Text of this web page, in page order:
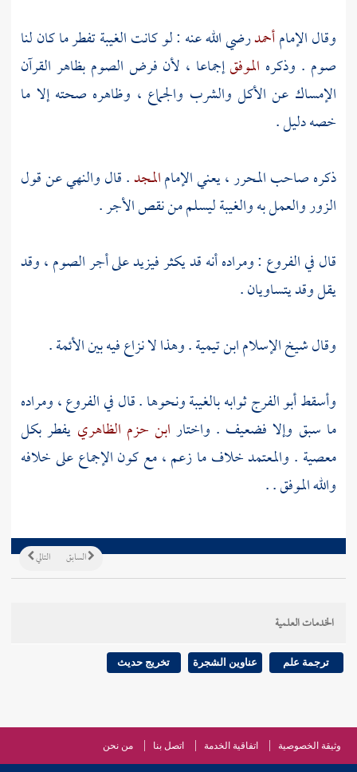
وقال الإمامأحمدرضي الله عنه : لو كانت الغيبة تفطر ما كان لنا
صوم . وذكره الموفقإجماعا ، لأن فرض الصوم بظاهر القرآن
الإمساك عن الأكل والشرب والجماع ، وظاهره صحته إلا ما
خصه دليل .
ذكره صاحب المحرر ، يعني الإمامالمجد. قال والنهي عن قول
الزور والعمل به والغيبة ليسلم من نقص الأجر .
قال في الفروع : ومراده أنه قد يكثر فيزيد على أجر الصوم ، وقد
يقل وقد يتساويان .
وقال شيخ الإسلامابن تيمية. وهذا لا نزاع فيه بين الأئمة .
وأسقطأبو الفرجثوابه بالغيبة ونحوها . قال في الفروع ، ومراده
ما سبق وإلا فضعيف . واختار ابن حزم الظاهري يفطر بكل
معصية . والمعتمد خلاف ما زعم ، مع كون الإجماع على خلافه
والله الموفق . .
التالي السابق
الخدمات العلمية
ترجمة علم عناوين الشجرة تخريج حديث
وثيقة الخصوصية اتفاقية الخدمة اتصل بنا من نحن